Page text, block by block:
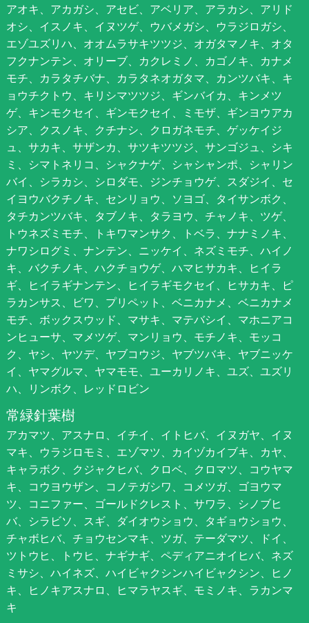
アオキ、アカガシ、アセビ、アベリア、アラカシ、アリド
オシ、イスノキ、イヌツゲ、ウバメガシ、ウラジロガシ、
エゾユズリハ、オオムラサキツツジ、オガタマノキ、オタ
フクナンテン、オリーブ、カクレミノ、カゴノキ、カナメ
モチ、カラタチバナ、カラタネオガタマ、カンツバキ、キ
ョウチクトウ、キリシマツツジ、ギンバイカ、キンメツ
ゲ、キンモクセイ、ギンモクセイ、ミモザ、ギンヨウアカ
シア、クスノキ、クチナシ、クロガネモチ、ゲッケイジ
ュ、サカキ、サザンカ、サツキツツジ、サンゴジュ、シキ
ミ、シマトネリコ、シャクナゲ、シャシャンポ、シャリン
バイ、シラカシ、シロダモ、ジンチョウゲ、スダジイ、セ
イヨウバクチノキ、センリョウ、ソヨゴ、タイサンボク、
タチカンツバキ、タブノキ、タラヨウ、チャノキ、ツゲ、
トウネズミモチ、トキワマンサク、トベラ、ナナミノキ、
ナワシログミ、ナンテン、ニッケイ、ネズミモチ、ハイノ
キ、バクチノキ、ハクチョウゲ、ハマヒサカキ、ヒイラ
ギ、ヒイラギナンテン、ヒイラギモクセイ、ヒサカキ、ピ
ラカンサス、ビワ、プリペット、ベニカナメ、ベニカナメ
モチ、ボックスウッド、マサキ、マテバシイ、マホニアコ
ンヒューサ、マメツゲ、マンリョウ、モチノキ、モッコ
ク、ヤシ、ヤツデ、ヤブコウジ、ヤブツバキ、ヤブニッケ
イ、ヤマグルマ、ヤマモモ、ユーカリノキ、ユズ、ユズリ
ハ、リンボク、レッドロビン
常緑針葉樹
アカマツ、アスナロ、イチイ、イトヒバ、イヌガヤ、イヌ
マキ、ウラジロモミ、エゾマツ、カイヅカイブキ、カヤ、
キャラボク、クジャクヒバ、クロベ、クロマツ、コウヤマ
キ、コウヨウザン、コノテガシワ、コメツガ、ゴヨウマ
ツ、コニファー、ゴールドクレスト、サワラ、シノブヒ
バ、シラビソ、スギ、ダイオウショウ、タギョウショウ、
チャボヒバ、チョウセンマキ、ツガ、テーダマツ、ドイ、
ツトウヒ、トウヒ、ナギナギ、ペディアニオイヒバ、ネズ
ミサシ、ハイネズ、ハイビャクシンハイビャクシン、ヒノ
キ、ヒノキアスナロ、ヒマラヤスギ、モミノキ、ラカンマ
キ